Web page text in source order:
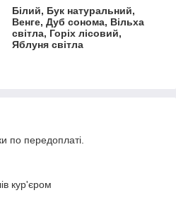
Білий, Бук натуральний,
Венге, Дуб сонома, Вільха
світла, Горіх лісовий,
Яблуня світла
по передоплаті.
кур'єром